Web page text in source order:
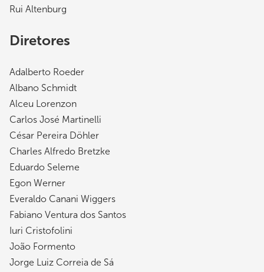
Rui Altenburg
Diretores
Adalberto Roeder
Albano Schmidt
Alceu Lorenzon
Carlos José Martinelli
César Pereira Döhler
Charles Alfredo Bretzke
Eduardo Seleme
Egon Werner
Everaldo Canani Wiggers
Fabiano Ventura dos Santos
Iuri Cristofolini
João Formento
Jorge Luiz Correia de Sá